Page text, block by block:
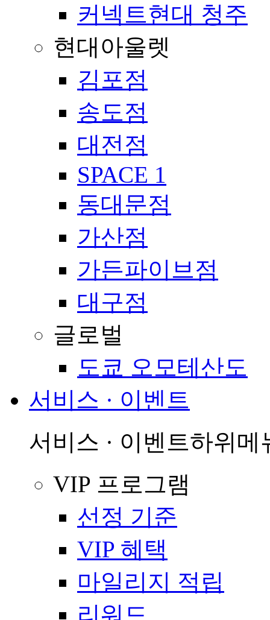
커넥트현대 청주
현대아울렛
김포점
송도점
대전점
SPACE 1
동대문점
가산점
가든파이브점
대구점
글로벌
도쿄 오모테산도
서비스 · 이벤트
서비스 · 이벤트하위메
VIP 프로그램
선정 기준
VIP 혜택
마일리지 적립
리워드